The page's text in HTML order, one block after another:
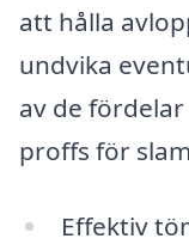
att hålla
undvika
av de
proffs för
Effektiv